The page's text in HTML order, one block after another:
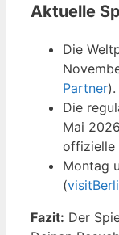
Aktuelle
Die
Partner).
Die
Mai
offizielle
Montag
(
Fazit: Der